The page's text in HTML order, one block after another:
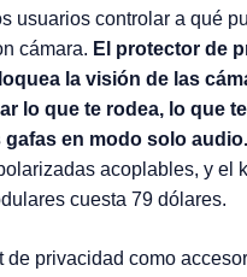
usuarios controlar a qué
cámara. El protector de
la visión de las
lo que te rodea, lo que
gafas en modo solo audio.
acoplables, y el
cuesta 79 dólares.
de privacidad como